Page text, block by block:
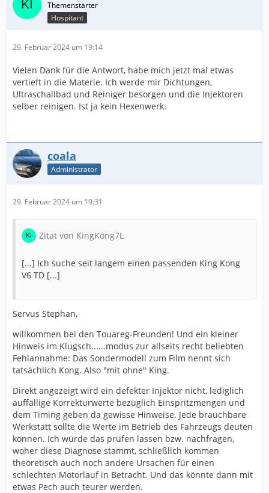
Hospitant
29. Februar 2024 um 19:14
Vielen Dank für die Antwort, habe mich jetzt mal etwas
vertieft in die Materie. Ich werde mir Dichtungen,
Ultraschallbad und Reiniger besorgen und die Injektoren
selber reinigen. Ist ja kein Hexenwerk.
coala
Administrator
29. Februar 2024 um 19:31
Zitat von KingKong7L
[...] Ich suche seit langem einen passenden King Kong
V6 TD [...]
Servus Stephan,
willkommen bei den Touareg-Freunden! Und ein kleiner
Hinweis im Klugsch......modus zur allseits recht beliebten
Fehlannahme: Das Sondermodell zum Film nennt sich
tatsächlich Kong. Also "mit ohne" King.
Direkt angezeigt wird ein defekter Injektor nicht, lediglich
auffällige Korrekturwerte bezüglich Einspritzmengen und
dem Timing geben da gewisse Hinweise. Jede brauchbare
Werkstatt sollte die Werte im Betrieb des Fahrzeugs deuten
können. Ich würde das prüfen lassen bzw. nachfragen,
woher diese Diagnose stammt, schließlich kommen
theoretisch auch noch andere Ursachen für einen
schlechten Motorlauf in Betracht. Und das könnte dann mit
etwas Pech auch teurer werden.